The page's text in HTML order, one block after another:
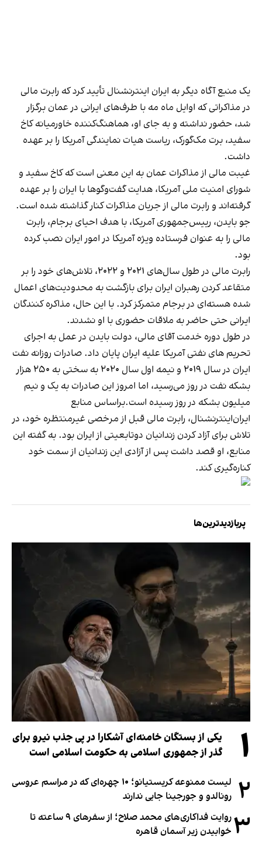
یک منبع آگاه دیگر به ایران اینترنشنال تأیید کرد که رابرت مالی
در مذاکراتی که اوایل ماه مه با طرف‌های ایرانی در عمان برگزار
شد، حضور نداشته و به جای او، هماهنگ‌کننده خاورمیانه کاخ
سفید، برت مک‌گورک، ریاست هیات نمایندگی آمریکا را بر عهده
داشت.
غیبت مالی از مذاکرات عمان به این معنی است که کاخ سفید و
شورای امنیت ملی آمریکا، هدایت گفت‌وگوها با ایران را بر عهده
گرفته‌اند و رابرت مالی از جریان مذاکرات کنار گذاشته شده است.
جو بایدن، رییس‌جمهوری آمریکا، با هدف احیای برجام، رابرت
مالی را به عنوان فرستاده ویژه آمریکا در امور ایران نصب کرده
بود.
رابرت مالی در طول سال‌های ۲۰۲۱ و ۲۰۲۲، تلاش‌های خود را بر
متقاعد کردن رهبران ایران برای بازگشت به محدودیت‌های اعمال
شده هسته‌ای در برجام متمرکز کرد. با این حال، مذاکره کنندگان
ایرانی حتی حاضر به ملاقات حضوری با او نشدند.
در طول دوره خدمت آقای مالی، دولت بایدن در عمل به اجرای
تحریم های نفتی آمریکا علیه ایران پایان داد. صادرات روزانه نفت
ایران در سال ۲۰۱۹ و نیمه اول سال ۲۰۲۰ به سختی به ۲۵۰ هزار
بشکه نفت در روز می‌رسید، اما امروز این صادرات به یک و نیم
میلیون بشکه در روز رسیده است.براساس منابع
ایران‌اینترنشنال، رابرت مالی قبل از مرخصی غیرمنتظره خود، در
تلاش برای آزاد کردن زندانیان دوتابعیتی از ایران بود. به گفته این
منابع، او قصد داشت پس از آزادی این زندانیان از سمت خود
کناره‌گیری کند.
پربازدیدترین‌ها
۱
یکی از بستگان خامنه‌ای آشکارا در پی جذب نیرو برای
گذر از جمهوری اسلامی به حکومت اسلامی است
۲
لیست ممنوعه کریستیانو؛ ۱۰ چهره‌ای که در مراسم عروسی
رونالدو و جورجینا جایی ندارند
۳
روایت فداکاری‌های محمد صلاح؛ از سفرهای ۹ ساعته تا
خوابیدن زیر آسمان قاهره